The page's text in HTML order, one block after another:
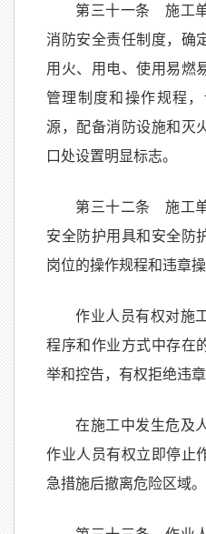
第三十一条 施工
消防安全责任制度，确
用火、用电、使用易燃
管理制度和操作规程
源，配备消防设施和灭
口处设置明显标志。
第三十二条 施工
安全防护用具和安全防
岗位的操作规程和违章操
作业人员有权对施
程序和作业方式中存在
举和控告，有权拒绝违
在施工中发生危及
作业人员有权立即停止
急措施后撤离危险区域。